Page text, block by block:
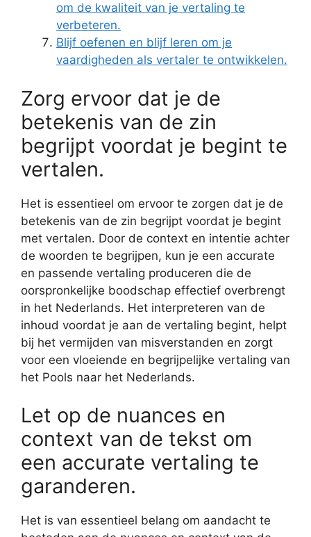
om de kwaliteit van je vertaling te
verbeteren.
Blijf oefenen en blijf leren om je
vaardigheden als vertaler te ontwikkelen.
Zorg ervoor dat je de
betekenis van de zin
begrijpt voordat je begint te
vertalen.
Het is essentieel om ervoor te zorgen dat je de
betekenis van de zin begrijpt voordat je begint
met vertalen. Door de context en intentie achter
de woorden te begrijpen, kun je een accurate
en passende vertaling produceren die de
oorspronkelijke boodschap effectief overbrengt
in het Nederlands. Het interpreteren van de
inhoud voordat je aan de vertaling begint, helpt
bij het vermijden van misverstanden en zorgt
voor een vloeiende en begrijpelijke vertaling van
het Pools naar het Nederlands.
Let op de nuances en
context van de tekst om
een accurate vertaling te
garanderen.
Het is van essentieel belang om aandacht te